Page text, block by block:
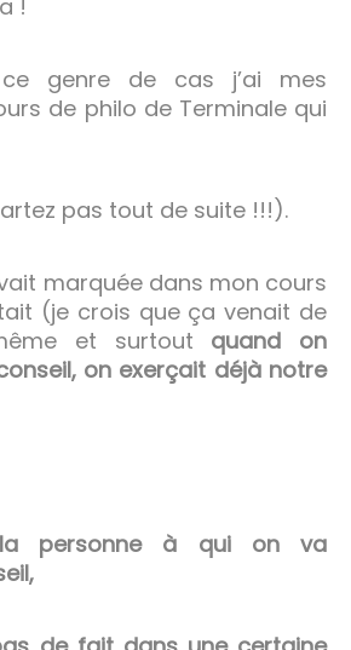
!
genre de cas j’ai mes
de philo de Terminale qui
pas tout de suite !!!).
marquée dans mon cours
(je crois que ça venait de
et surtout quand on
on exerçait déjà notre
personne à qui on va